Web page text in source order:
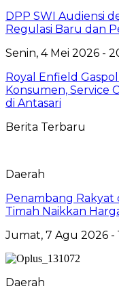
DPP SWI Audiensi
Regulasi Baru dan
Senin, 4 Mei 2026 -
Royal Enfield
Konsumen, Service
di Antasari
Berita Terbaru
Daerah
Penambang Rakyat
Timah Naikkan
Jumat, 7 Agu 2026 -
Daerah